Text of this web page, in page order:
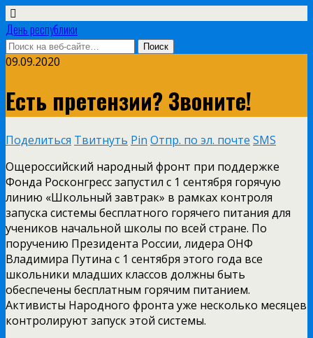
День республики
09.09.2020
Есть претензии? Звоните!
Поделиться Твитнуть Pin Отпр. по эл. почте SMS
Ощероссийский народный фронт при поддержке
Фонда Росконгресс запустил с 1 сентября горячую
линию «Школьный завтрак» в рамках контроля
запуска системы бесплатного горячего питания для
учеников начальной школы по всей стране. По
поручению Президента России, лидера ОНФ
Владимира Путина с 1 сентября этого года все
школьники младших классов должны быть
обеспечены бесплатным горячим питанием.
Активисты Народного фронта уже несколько месяцев
контролируют запуск этой системы.